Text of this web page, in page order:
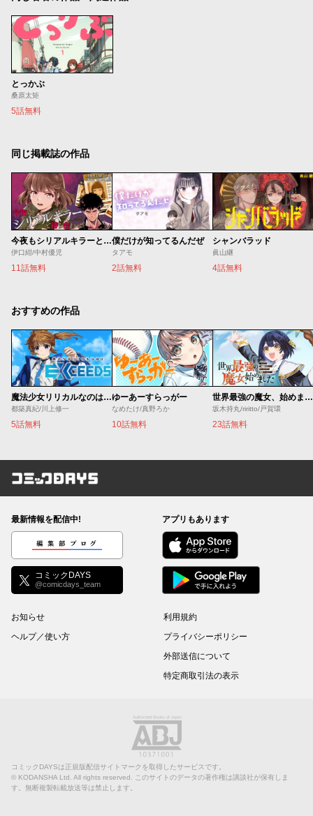
とっかぶ
桑原太矩
5話無料
同じ掲載誌の作品
今夜もシリアルキラーと待ち合わせ
伊口紺/中村優児
11話無料
僕だけが知ってるんだぜ
タアモ
2話無料
シャンバラッド
眞山継
4話無料
おすすめの作品
魔法少女リリカルなのは EXCEEDS
都築真紀/川上修一
5話無料
ゆーあーすらっがー
なめたけ/真野ろか
10話無料
世界最強の魔女、始めました ～私だけ『攻略サイト』を見れる世界で自由に生きます～
坂木持丸/riritto/戸賀環
23話無料
コミックDAYS
最新情報を配信中!
編集部ブログ
コミックDAYS
@comicdays_team
アプリもあります
お知らせ
ヘルプ／使い方
利用規約
プライバシーポリシー
外部送信について
特定商取引法の表示
コミックDAYSは正規版配信サイトマークを取得したサービスです。
© KODANSHA Ltd. All rights reserved. このサイトのデータの著作権は講談社が保有しま
す。無断複製転載放送等は禁止します。